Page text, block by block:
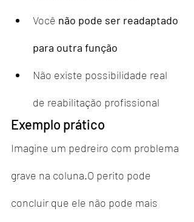
Você não pode ser readaptado
para outra função
Não existe possibilidade real
de reabilitação profissional
Exemplo prático
Imagine um pedreiro com problema
grave na coluna.O perito pode
concluir que ele não pode mais